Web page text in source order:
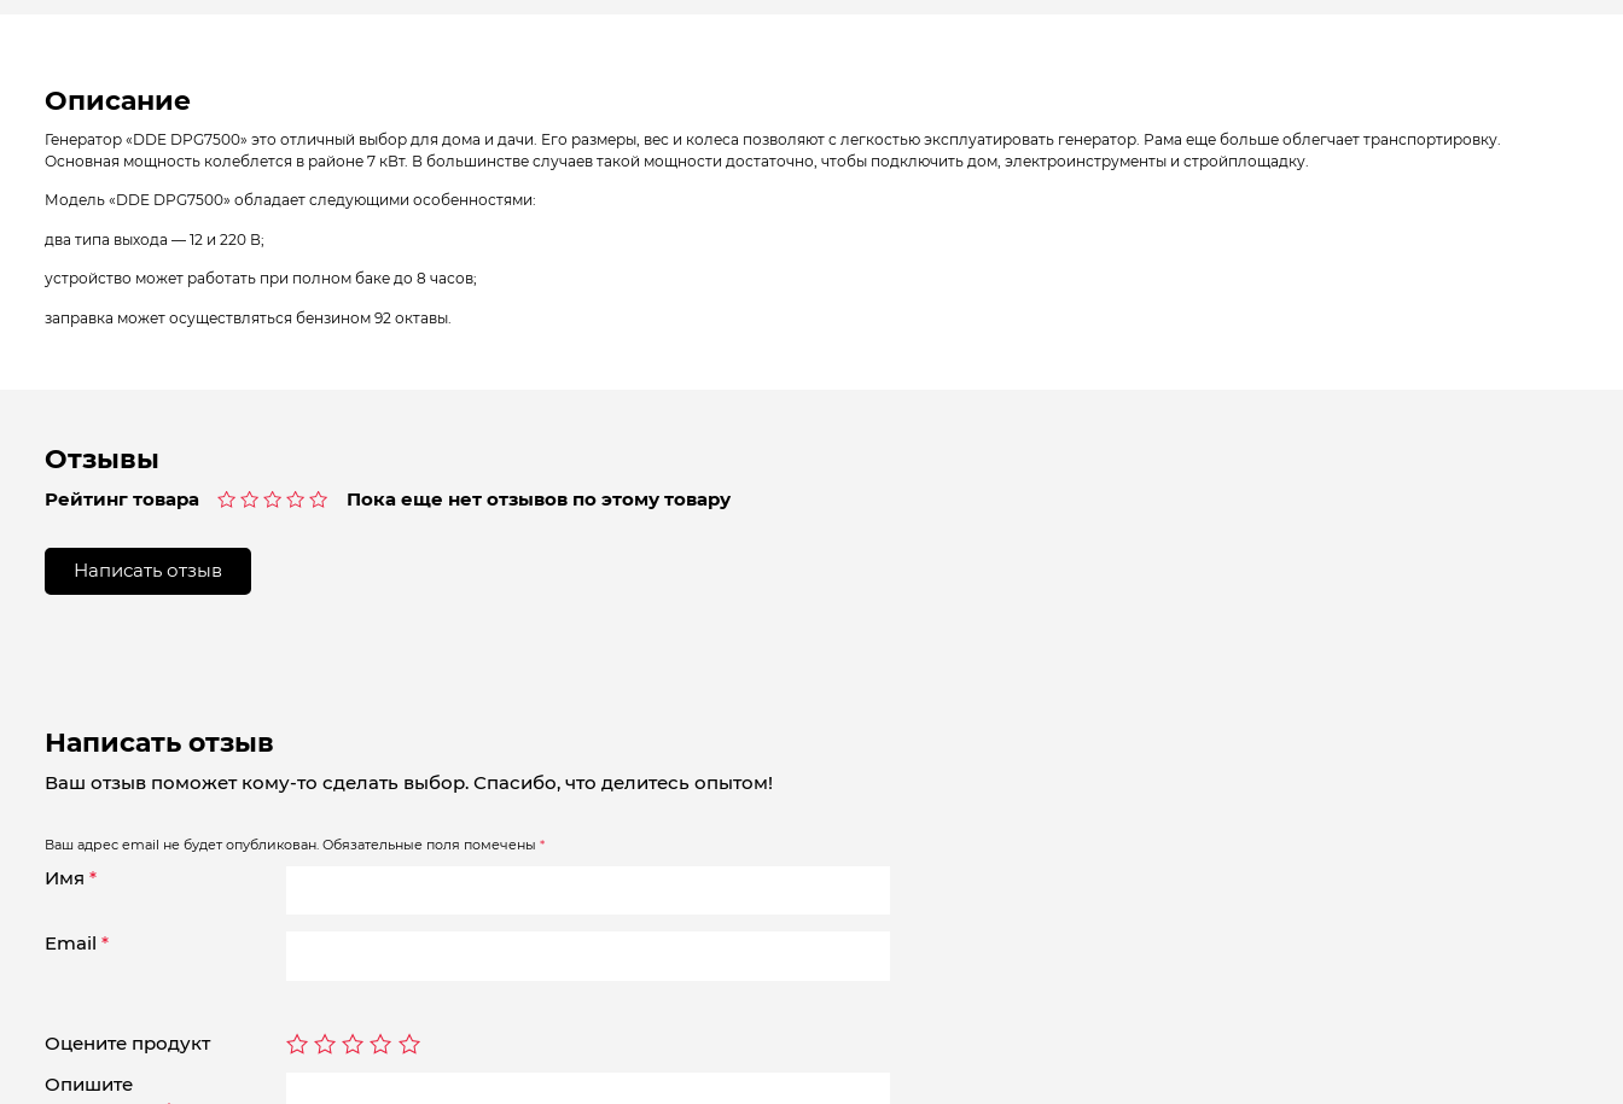
Описание
Генератор «DDE DPG7500» это отличный выбор для дома и дачи. Его размеры, вес и колеса позволяют с легкостью эксплуатировать генератор. Рама еще больше облегчает транспортировку.
Основная мощность колеблется в районе 7 кВт. В большинстве случаев такой мощности достаточно, чтобы подключить дом, электроинструменты и стройплощадку.
Модель «DDE DPG7500» обладает следующими особенностями:
два типа выхода — 12 и 220 В;
устройство может работать при полном баке до 8 часов;
заправка может осуществляться бензином 92 октавы.
Отзывы
Рейтинг товара
0
5
Пока еще нет отзывов по этому товару
Написать отзыв
Написать отзыв
Ваш отзыв поможет кому-то сделать выбор. Спасибо, что делитесь опытом!
Ваш адрес email не будет опубликован. Обязательные поля помечены *
Имя *
Email *
Оцените продукт
Опишите